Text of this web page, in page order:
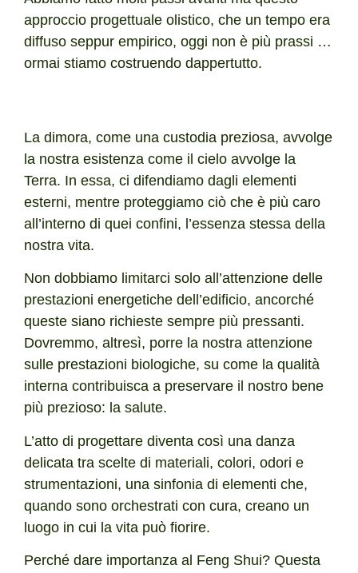
approccio progettuale olistico, che un tempo era
diffuso seppur empirico, oggi non è più prassi …
ormai stiamo costruendo dappertutto.
La dimora, come una custodia preziosa, avvolge
la nostra esistenza come il cielo avvolge la
Terra. In essa, ci difendiamo dagli elementi
esterni, mentre proteggiamo ciò che è più caro
all’interno di quei confini, l’essenza stessa della
nostra vita.
Non dobbiamo limitarci solo all’attenzione delle
prestazioni energetiche dell’edificio, ancorché
queste siano richieste sempre più pressanti.
Dovremmo, altresì, porre la nostra attenzione
sulle prestazioni biologiche, su come la qualità
interna contribuisca a preservare il nostro bene
più prezioso: la salute.
L’atto di progettare diventa così una danza
delicata tra scelte di materiali, colori, odori e
strumentazioni, una sinfonia di elementi che,
quando sono orchestrati con cura, creano un
luogo in cui la vita può fiorire.
Perché dare importanza al Feng Shui? Questa